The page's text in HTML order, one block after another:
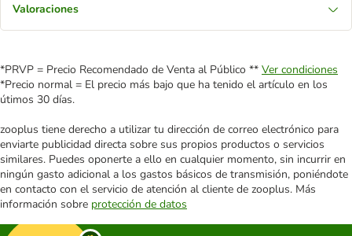
Valoraciones
*PRVP = Precio Recomendado de Venta al Público ** Ver condiciones
*Precio normal = El precio más bajo que ha tenido el artículo en los
útimos 30 días.
zooplus tiene derecho a utilizar tu dirección de correo electrónico para
enviarte publicidad directa sobre sus propios productos o servicios
similares. Puedes oponerte a ello en cualquier momento, sin incurrir en
ningún gasto adicional a los gastos básicos de transmisión, poniéndote
en contacto con el servicio de atención al cliente de zooplus. Más
información sobre protección de datos